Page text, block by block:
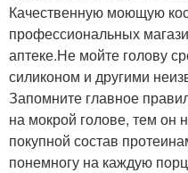
Качественную моющую
профессиональных
аптеке.Не мойте голову
силиконом и другими
Запомните главное
на мокрой голове, тем он
покупной состав
понемногу на каждую